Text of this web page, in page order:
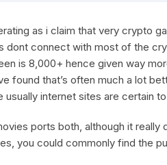
as i claim that very crypto
dont connect with most of the
is 8,000+ hence given way
found that’s often much a lot
usually internet sites are certain
ports both, although it
you could commonly find the